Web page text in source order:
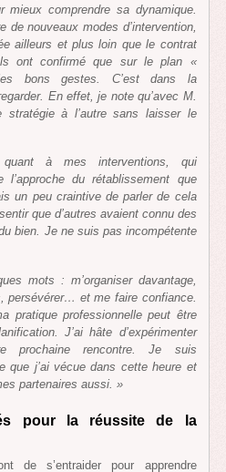
mieux comprendre sa dynamique.
nouveaux modes d’intervention,
ailleurs et plus loin que le contrat
ont confirmé que sur le plan «
bons gestes. C’est dans la
En effet, je note qu’avec M.
stratégie à l’autre sans laisser le
à mes interventions, qui
l’approche du rétablissement que
un peu craintive de parler de cela
que d’autres avaient connu des
bien. Je ne suis pas incompétente
mots : m’organiser davantage,
persévérer… et me faire confiance.
pratique professionnelle peut être
J’ai hâte d’expérimenter
prochaine rencontre. Je suis
que j’ai vécue dans cette heure et
partenaires aussi. »
pour la réussite de la
de s’entraider pour apprendre